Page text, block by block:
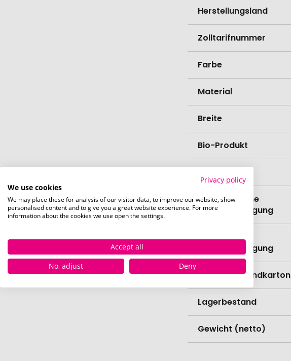
Herstellungsland
Zolltarifnummer
Farbe
Material
Breite
Bio-Produkt
Lieferzeit ohne
Werbeanbringung
Lieferzeit mit
Werbeanbringung
Menge Versandkarton
Lagerbestand
Gewicht (netto)
Privacy policy
We use cookies
We may place these for analysis of our visitor data, to improve our website, show
personalised content and to give you a great website experience. For more
information about the cookies we use open the settings.
Accept all
No, adjust
Deny